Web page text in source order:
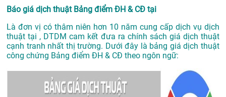
Báo giá dịch thuật Bảng điểm ĐH & CĐ tại
Là đơn vị có thâm niên hơn 10 năm cung cấp dịch vụ dịch
thuật tại , DTDM cam kết đưa ra chính sách giá dịch thuật
cạnh tranh nhất thị trường. Dưới đây là bảng giá dịch thuật
công chứng Bảng điểm ĐH & CĐ theo ngôn ngữ: